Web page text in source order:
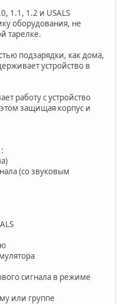
1.1, 1.2 и USALS
оборудования, не
тарелке.
подзарядки, как дома,
устройство в
работу с устройство
защищая корпус и
(со звуковым
сигнала в режиме
или группе